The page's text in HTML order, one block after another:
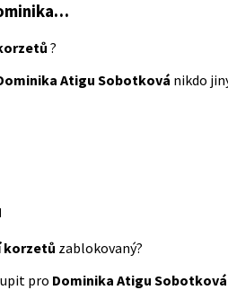
?
Atigu Sobotková nikdo
korzetů zablokovaný?
pro Dominika Atigu Sobotková